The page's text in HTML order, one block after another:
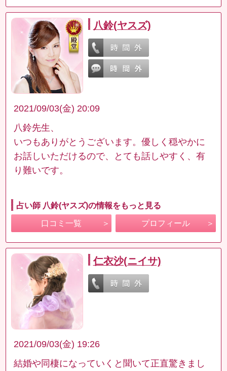
八鈴(ヤスズ)
2021/09/03(金) 20:09
八鈴先生、
いつもありがとうございます。優しく穏やかに
お話しいただけるので、とても話しやすく、有
り難いです。
占い師 八鈴(ヤスズ)の情報をもっと見る
口コミ一覧 プロフィール
仁衣沙(ニイサ)
2021/09/03(金) 19:26
結婚や同棲になっていくと聞いて正直驚きまし